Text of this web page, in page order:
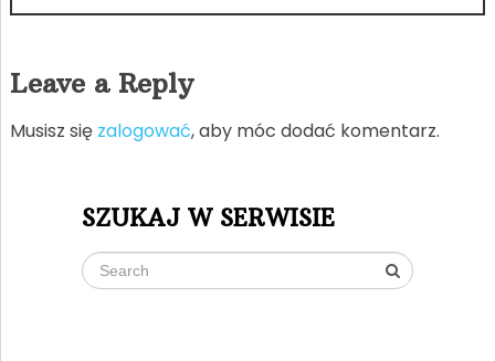
Leave a Reply
Musisz się zalogować, aby móc dodać komentarz.
SZUKAJ W SERWISIE